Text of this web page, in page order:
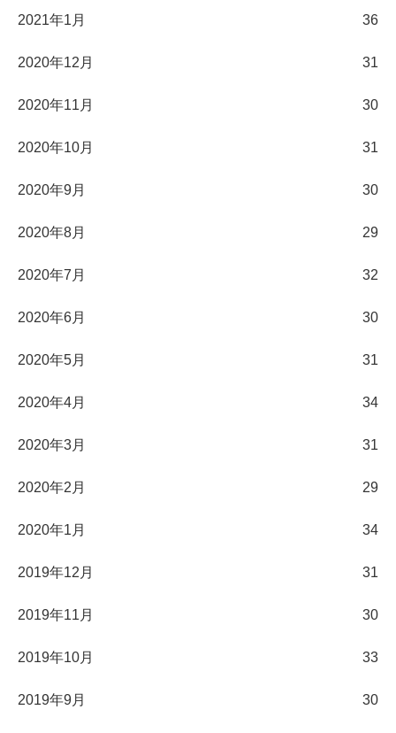
2021年1月 36
2020年12月 31
2020年11月 30
2020年10月 31
2020年9月 30
2020年8月 29
2020年7月 32
2020年6月 30
2020年5月 31
2020年4月 34
2020年3月 31
2020年2月 29
2020年1月 34
2019年12月 31
2019年11月 30
2019年10月 33
2019年9月 30